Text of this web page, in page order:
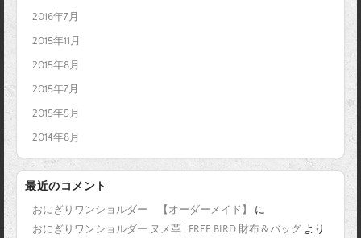
2016年7月
2015年11月
2015年8月
2015年7月
2015年5月
2014年8月
最近のコメント
おにぎりワンショルダー 【オーダーメイド】
に
おにぎりワンショルダー ヌメ革 | FREE BIRD 財布＆バッグ より